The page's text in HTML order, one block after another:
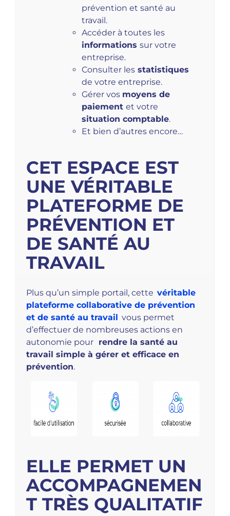
prévention et santé au
travail.
Accéder à toutes les
informations sur votre
entreprise.
Consulter lesstatistiques
de votre entreprise.
Gérer vos moyens de
paiement et votre
situation comptable.
Et bien d’autres encore…
CET ESPACE EST
UNE VÉRITABLE
PLATEFORME DE
PRÉVENTION ET
DE SANTÉ AU
TRAVAIL
Plus qu’un simple portail, cette véritable
plateforme collaborative de prévention
et de santé au travail vous permet
d’effectuer de nombreuses actions en
autonomie pour rendre la santé au
travail simple à gérer et efficace en
prévention.
ELLE PERMET UN
ACCOMPAGNEMEN
T TRÈS QUALITATIF